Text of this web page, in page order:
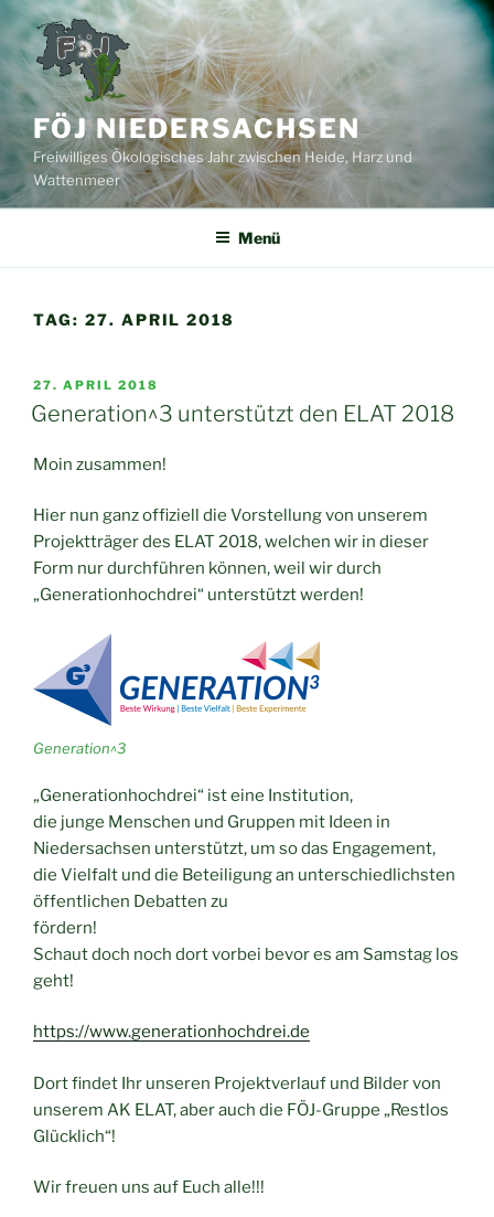
Zum
Inhalt
springen
FÖJ NIEDERSACHSEN
Freiwilliges Ökologisches Jahr zwischen Heide, Harz und
Wattenmeer
Menü
TAG: 27. APRIL 2018
VERÖFFENTLICHT
AM
27. APRIL 2018
Generation^3 unterstützt den ELAT 2018
Moin zusammen!
Hier nun ganz offiziell die Vorstellung von unserem
Projektträger des ELAT 2018, welchen wir in dieser
Form nur durchführen können, weil wir durch
„Generationhochdrei“ unterstützt werden!
Generation^3
„Generationhochdrei“ ist eine Institution,
die junge Menschen und Gruppen mit Ideen in
Niedersachsen unterstützt, um so das Engagement,
die Vielfalt und die Beteiligung an unterschiedlichsten
öffentlichen Debatten zu
fördern!
Schaut doch noch dort vorbei bevor es am Samstag los
geht!
https://www.generationhochdrei.de
Dort findet Ihr unseren Projektverlauf und Bilder von
unserem AK ELAT, aber auch die FÖJ-Gruppe „Restlos
Glücklich“!
Wir freuen uns auf Euch alle!!!